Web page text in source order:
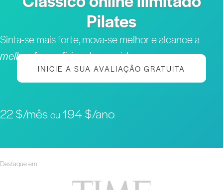
Pilates
Sinta-se mais forte, mova-se melhor e alcance a
melhor forma física da sua vida
INICIE A SUA AVALIAÇÃO GRATUITA
22 $/mêsou 194 $/ano
Destaque em